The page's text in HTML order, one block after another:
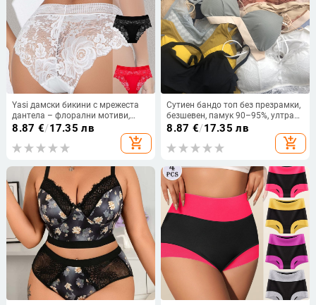
Yasi дамски бикини с мрежеста
дантела – флорални мотиви,
дишащи, средна талия,
найлонова мрежа, памучна
подплата
8.87 €/17.35 лв
add_shopping_cart
Сутиен бандо топ без презрамки,
безшевен, памук 90–95%, ултра
тънки формовани чашки,
триъгълни чаши, дължина до
корема
8.87 €/17.35 лв
add_shopping_cart